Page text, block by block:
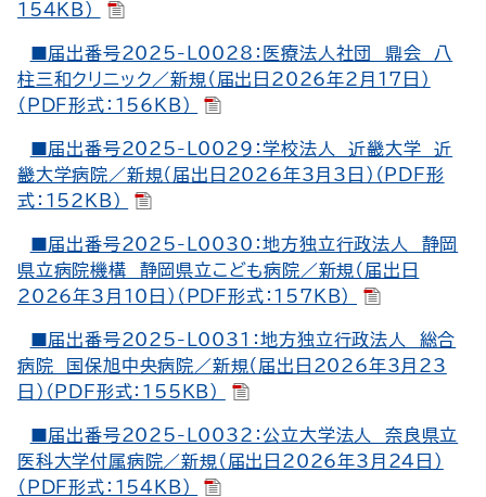
154KB）
■届出番号2025-L0028：医療法人社団 鼎会 八
柱三和クリニック／新規（届出日2026年2月17日）
（PDF形式：156KB）
■届出番号2025-L0029：学校法人 近畿大学 近
畿大学病院／新規（届出日2026年3月3日）（PDF形
式：152KB）
■届出番号2025-L0030：地方独立行政法人 静岡
県立病院機構 静岡県立こども病院／新規（届出日
2026年3月10日）（PDF形式：157KB）
■届出番号2025-L0031：地方独立行政法人 総合
病院 国保旭中央病院／新規（届出日2026年3月23
日）（PDF形式：155KB）
■届出番号2025-L0032：公立大学法人 奈良県立
医科大学付属病院／新規（届出日2026年3月24日）
（PDF形式：154KB）